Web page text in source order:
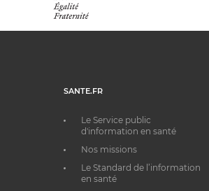
SANTE.FR
Le Service public
d'information en santé
Nos missions
Le Standard de l’information
en santé